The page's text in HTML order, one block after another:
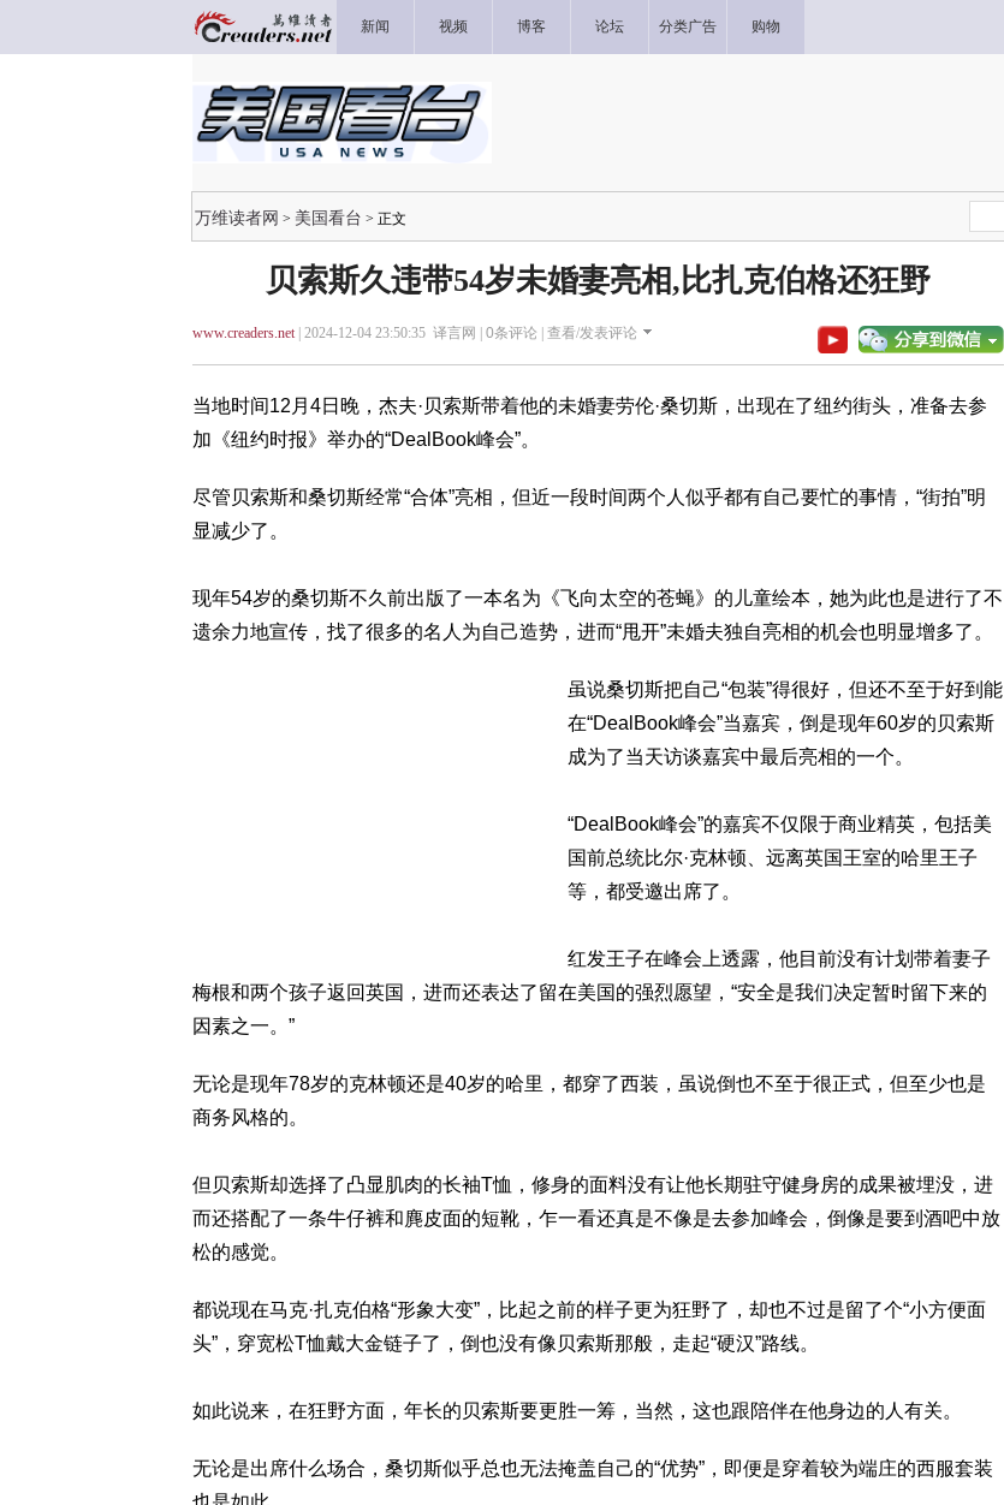
新闻 视频 博客 论坛 分类广告 购物
万维读者网 > 美国看台 > 正文
贝索斯久违带54岁未婚妻亮相,比扎克伯格还狂野
www.creaders.net| 2024-12-04 23:50:35 译言网 | 0条评论 | 查看/发表评论
当地时间12月4日晚，杰夫·贝索斯带着他的未婚妻劳伦·桑切斯，出现在了纽约街头，准备去参
加《纽约时报》举办的“DealBook峰会”。
尽管贝索斯和桑切斯经常“合体”亮相，但近一段时间两个人似乎都有自己要忙的事情，“街拍”明
显减少了。
现年54岁的桑切斯不久前出版了一本名为《飞向太空的苍蝇》的儿童绘本，她为此也是进行了不
遗余力地宣传，找了很多的名人为自己造势，进而“甩开”未婚夫独自亮相的机会也明显增多了。
虽说桑切斯把自己“包装”得很好，但还不至于好到能
在“DealBook峰会”当嘉宾，倒是现年60岁的贝索斯
成为了当天访谈嘉宾中最后亮相的一个。
“DealBook峰会”的嘉宾不仅限于商业精英，包括美
国前总统比尔·克林顿、远离英国王室的哈里王子
等，都受邀出席了。
红发王子在峰会上透露，他目前没有计划带着妻子
梅根和两个孩子返回英国，进而还表达了留在美国的强烈愿望，“安全是我们决定暂时留下来的
因素之一。”
无论是现年78岁的克林顿还是40岁的哈里，都穿了西装，虽说倒也不至于很正式，但至少也是
商务风格的。
但贝索斯却选择了凸显肌肉的长袖T恤，修身的面料没有让他长期驻守健身房的成果被埋没，进
而还搭配了一条牛仔裤和麂皮面的短靴，乍一看还真是不像是去参加峰会，倒像是要到酒吧中放
松的感觉。
都说现在马克·扎克伯格“形象大变”，比起之前的样子更为狂野了，却也不过是留了个“小方便面
头”，穿宽松T恤戴大金链子了，倒也没有像贝索斯那般，走起“硬汉”路线。
如此说来，在狂野方面，年长的贝索斯要更胜一筹，当然，这也跟陪伴在他身边的人有关。
无论是出席什么场合，桑切斯似乎总也无法掩盖自己的“优势”，即便是穿着较为端庄的西服套装